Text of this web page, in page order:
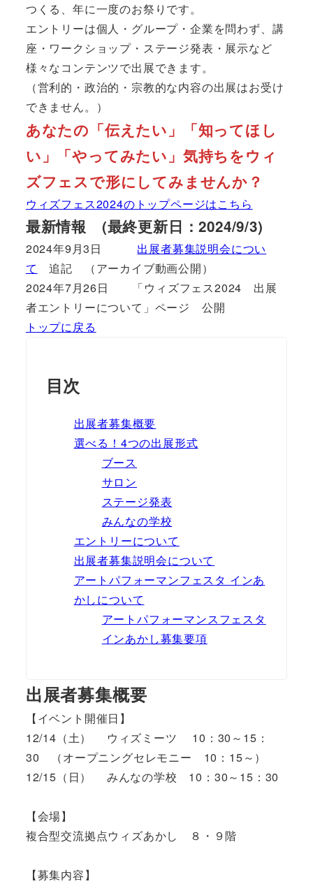
つくる、年に一度のお祭りです。
エントリーは個人・グループ・企業を問わず、講
座・ワークショップ・ステージ発表・展示など
様々なコンテンツで出展できます。
（営利的・政治的・宗教的な内容の出展はお受け
できません。）
あなたの「伝えたい」「知ってほし
い」「やってみたい」気持ちをウィ
ズフェスで形にしてみませんか？
ウィズフェス2024のトップページはこちら
最新情報 (最終更新日：2024/9/3)
2024年9月3日 出展者募集説明会につい
て
追記 （アーカイブ動画公開）
2024年7月26日 「ウィズフェス2024 出展
者エントリーについて」ページ 公開
トップに戻る
目次
出展者募集概要
選べる！4つの出展形式
ブース
サロン
ステージ発表
みんなの学校
エントリーについて
出展者募集説明会について
アートパフォーマンフェスタ インあ
かしについて
アートパフォーマンスフェスタ
インあかし募集要項
出展者募集概要
【イベント開催日】
12/14（土） ウィズミーツ 10：30～15：
30 （オープニングセレモニー 10：15～）
12/15（日） みんなの学校 10：30～15：30
【会場】
複合型交流拠点ウィズあかし ８・９階
【募集内容】